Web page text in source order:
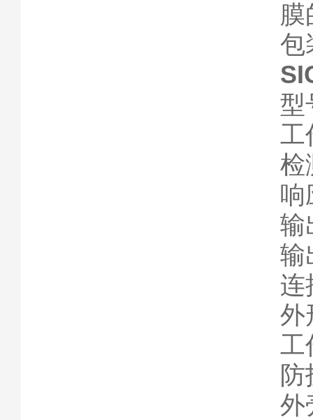
包
型
工
检
响
输
输
连
外
工
外